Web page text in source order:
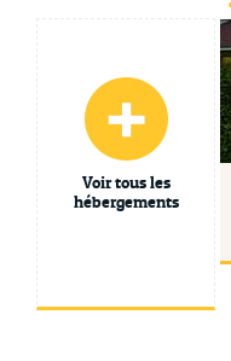
Voir tous les
hébergements